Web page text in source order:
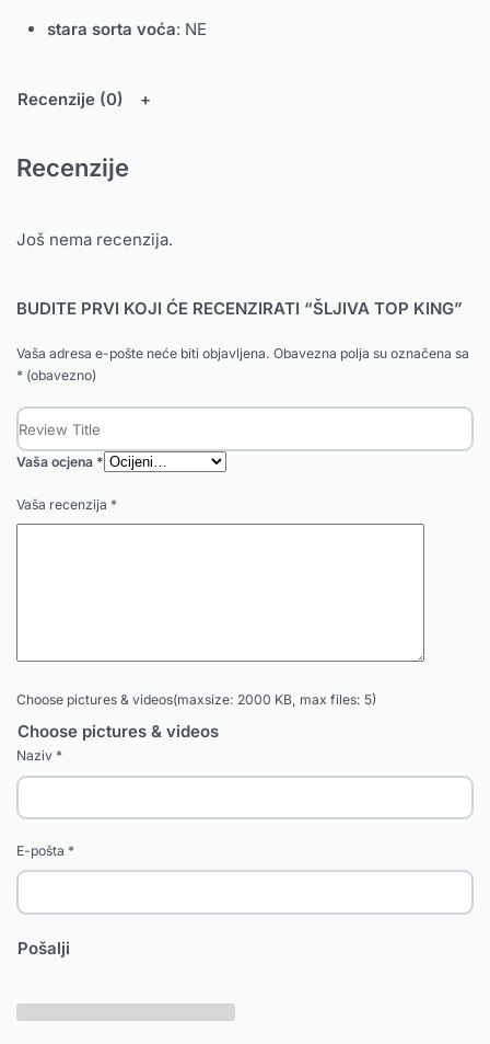
stara sorta voća: NE
Recenzije (0)
Recenzije
Još nema recenzija.
BUDITE PRVI KOJI ĆE RECENZIRATI “ŠLJIVA TOP KING”
Vaša adresa e-pošte neće biti objavljena. Obavezna polja su označena sa
* (obavezno)
Vaša ocjena *
Vaša recenzija *
Choose pictures & videos(maxsize: 2000 KB, max files: 5)
Choose pictures & videos
Naziv *
E-pošta *